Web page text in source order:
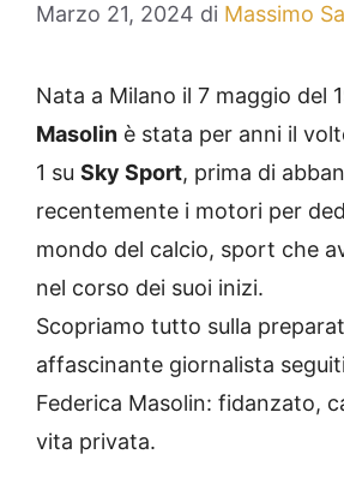
Marzo 21, 2024 di Massimo
Nata a Milano il 7 maggio del
Masolin è stata per anni il
1 su Sky Sport, prima di
recentemente i motori per
mondo del calcio, sport che
nel corso dei suoi inizi.
Scopriamo tutto sulla
affascinante giornalista
Federica Masolin: fidanzato,
vita privata.